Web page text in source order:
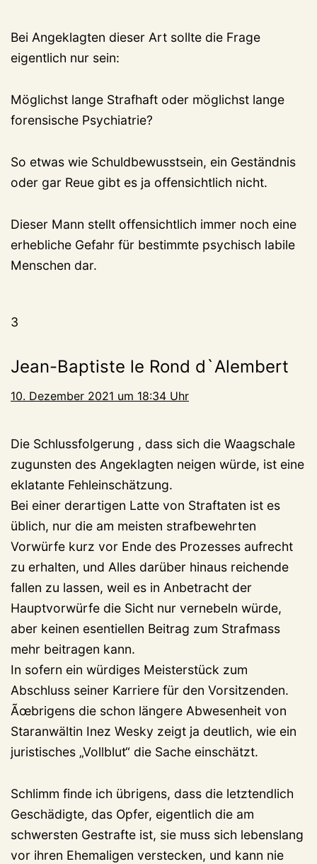
Bei Angeklagten dieser Art sollte die Frage
eigentlich nur sein:
Möglichst lange Strafhaft oder möglichst lange
forensische Psychiatrie?
So etwas wie Schuldbewusstsein, ein Geständnis
oder gar Reue gibt es ja offensichtlich nicht.
Dieser Mann stellt offensichtlich immer noch eine
erhebliche Gefahr für bestimmte psychisch labile
Menschen dar.
3
Jean-Baptiste le Rond d`Alembert
10. Dezember 2021 um 18:34 Uhr
Die Schlussfolgerung , dass sich die Waagschale
zugunsten des Angeklagten neigen würde, ist eine
eklatante Fehleinschätzung.
Bei einer derartigen Latte von Straftaten ist es
üblich, nur die am meisten strafbewehrten
Vorwürfe kurz vor Ende des Prozesses aufrecht
zu erhalten, und Alles darüber hinaus reichende
fallen zu lassen, weil es in Anbetracht der
Hauptvorwürfe die Sicht nur vernebeln würde,
aber keinen esentiellen Beitrag zum Strafmass
mehr beitragen kann.
In sofern ein würdiges Meisterstück zum
Abschluss seiner Karriere für den Vorsitzenden.
Ãœbrigens die schon längere Abwesenheit von
Staranwältin Inez Wesky zeigt ja deutlich, wie ein
juristisches „Vollblut“ die Sache einschätzt.
Schlimm finde ich übrigens, dass die letztendlich
Geschädigte, das Opfer, eigentlich die am
schwersten Gestrafte ist, sie muss sich lebenslang
vor ihren Ehemaligen verstecken, und kann nie